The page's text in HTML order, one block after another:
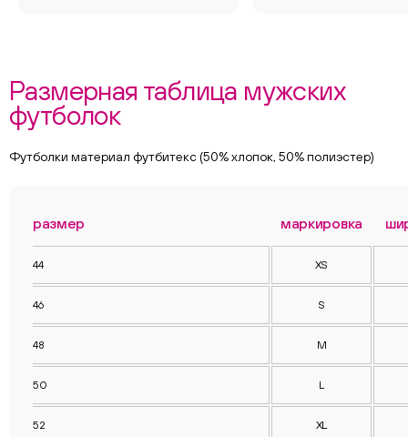
Размерная таблица мужских
футболок
Футболки материал футбитекс (50% хлопок, 50% полиэстер)
размер маркировка
44 XS
46 S
48 M
50 L
52 XL